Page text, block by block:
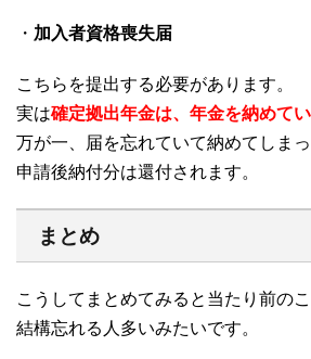
・ 加入者資格喪失届
こちらを提出する必要があります。
実は確定拠出年金は、年金を納めて
万が一、届を忘れていて納めてしまっ
申請後納付分は還付されます。
まとめ
こうしてまとめてみると当たり前のこ
結構忘れる人多いみたいです。